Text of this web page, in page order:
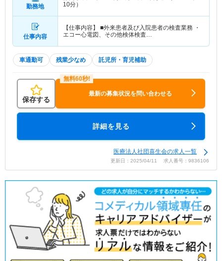
勤務地
10分）
仕事内容
【仕事内容】 ■外来患者及び入院患者の検査業務 ・
エコー心電図、その他検体検査…
車通勤可 残業少なめ 託児所・育児補助
保存する
最新の募集状況を問い合わせる
詳細を見る
医療法人社団喜生会の求人一覧
更新日：2025/04/11 求人番号：9836106